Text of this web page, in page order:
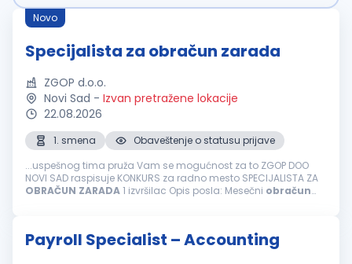
Novo
Specijalista za obračun zarada
ZGOP d.o.o.
Novi Sad - Izvan pretražene lokacije
22.08.2026
1. smena
Obaveštenje o statusu prijave
...uspešnog tima pruža Vam se mogućnost za to ZGOP DOO
NOVI SAD raspisuje KONKURS za radno mesto SPECIJALISTA ZA
OBRAČUN ZARADA 1 izvršilac Opis posla: Mesečni obračun
Payroll Specialist – Accounting